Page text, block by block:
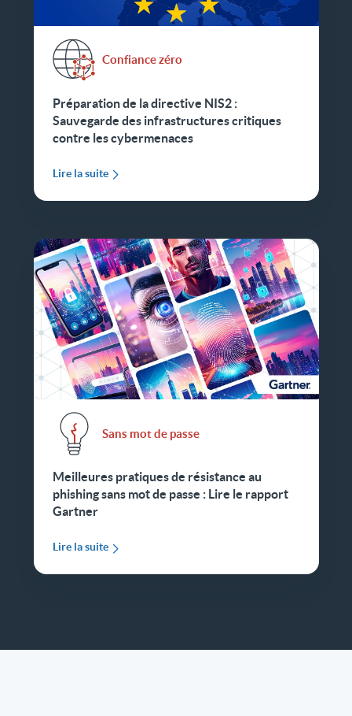
Confiance zéro
Préparation de la directive NIS2 :
Sauvegarde des infrastructures critiques
contre les cybermenaces
Lire la suite
Sans mot de passe
Meilleures pratiques de résistance au
phishing sans mot de passe : Lire le rapport
Gartner
Lire la suite